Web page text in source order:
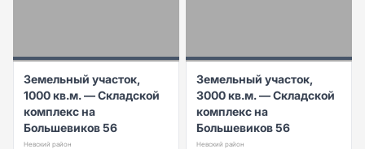
Земельный участок,
1000 кв.м. — Складской
комплекс на
Большевиков 56
Невский район
Земельный участок,
3000 кв.м. — Складской
комплекс на
Большевиков 56
Невский район